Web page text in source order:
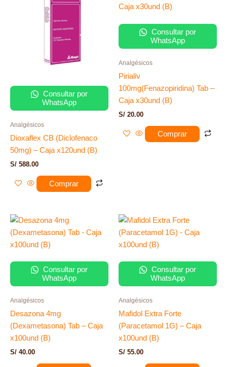
Consultar por
WhatsApp
Analgésicos
Dioxaflex CB (Diclofenaco
50mg) – Caja x120und (B)
S/ 588.00
Comprar
Consultar por
WhatsApp
Analgésicos
Pirialiv
100mg(Fenazopiridina) Tab –
Caja x30und (B)
S/ 20.00
Comprar
Consultar por
WhatsApp
Analgésicos
Desazona 4mg
(Dexametasona) Tab – Caja
x100und (B)
S/ 40.00
Consultar por
WhatsApp
Analgésicos
Mafidol Extra Forte
(Paracetamol 1G) – Caja
x100und (B)
S/ 55.00